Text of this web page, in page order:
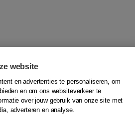
website
en advertenties te personaliseren, om
en om ons websiteverkeer te
over jouw gebruik van onze site met
adverteren en analyse.